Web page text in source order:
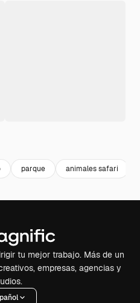
parque animales safari
tu mejor trabajo. Más de un
empresas, agencias y